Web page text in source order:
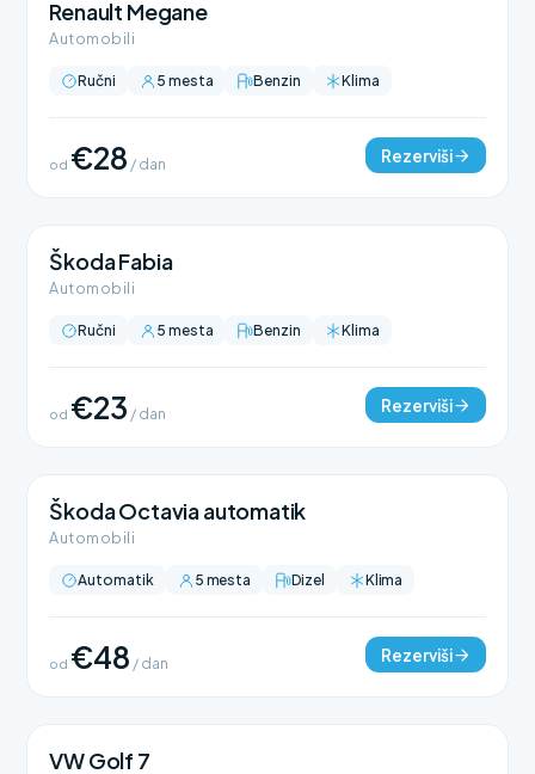
Renault Megane
Automobili
Ručni 5 mesta Benzin Klima
od €28 / dan Rezerviši
Škoda Fabia
Automobili
Ručni 5 mesta Benzin Klima
od €23 / dan Rezerviši
Škoda Octavia automatik
Automobili
Automatik 5 mesta Dizel Klima
od €48 / dan Rezerviši
VW Golf 7